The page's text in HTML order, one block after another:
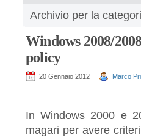
Archivio per la
Windows 2008/
policy
20 Gennaio 2012 Marco
In Windows 2000 e
magari per avere